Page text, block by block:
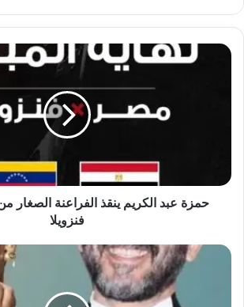
حمزة
أمام
فنزويلاحمزة عبد الكريم ينقذ الفراعنة الصغار
فنزويلا
أحمد